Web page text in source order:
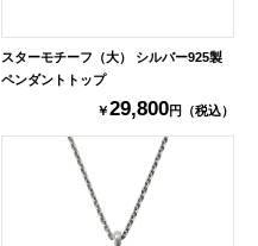
スターモチーフ（大） シルバー925製
ペンダントトップ
￥29,800円（税込）